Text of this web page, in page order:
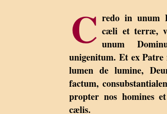
C redo in unum
cæli et terræ,
unum
unigenitum. Et ex Patre
lumen de lumine,
factum,
propter nos homines
cælis.